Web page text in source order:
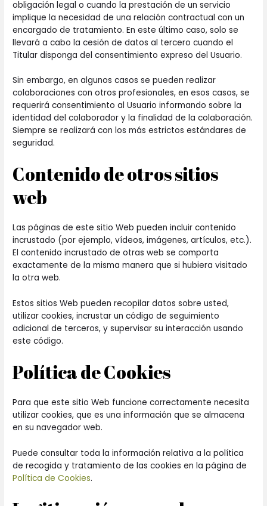
obligación legal o cuando la prestación de un servicio
implique la necesidad de una relación contractual con un
encargado de tratamiento. En este último caso, solo se
llevará a cabo la cesión de datos al tercero cuando el
Titular disponga del consentimiento expreso del Usuario.
Sin embargo, en algunos casos se pueden realizar
colaboraciones con otros profesionales, en esos casos, se
requerirá consentimiento al Usuario informando sobre la
identidad del colaborador y la finalidad de la colaboración.
Siempre se realizará con los más estrictos estándares de
seguridad.
Contenido de otros sitios
web
Las páginas de este sitio Web pueden incluir contenido
incrustado (por ejemplo, vídeos, imágenes, artículos, etc.).
El contenido incrustado de otras web se comporta
exactamente de la misma manera que si hubiera visitado
la otra web.
Estos sitios Web pueden recopilar datos sobre usted,
utilizar cookies, incrustar un código de seguimiento
adicional de terceros, y supervisar su interacción usando
este código.
Política de Cookies
Para que este sitio Web funcione correctamente necesita
utilizar cookies, que es una información que se almacena
en su navegador web.
Puede consultar toda la información relativa a la política
de recogida y tratamiento de las cookies en la página de
Política de Cookies.